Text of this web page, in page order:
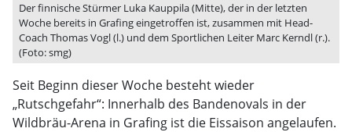
Der finnische Stürmer Luka Kauppila (Mitte), der in der letzten
Woche bereits in Grafing eingetroffen ist, zusammen mit Head-
Coach Thomas Vogl (l.) und dem Sportlichen Leiter Marc Kerndl (r.).
(Foto: smg)
Seit Beginn dieser Woche besteht wieder
„Rutschgefahr“: Innerhalb des Bandenovals in der
Wildbräu-Arena in Grafing ist die Eissaison angelaufen.